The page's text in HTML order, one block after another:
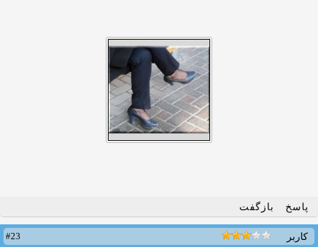
پاسخ بازگفت
کاربر
#23